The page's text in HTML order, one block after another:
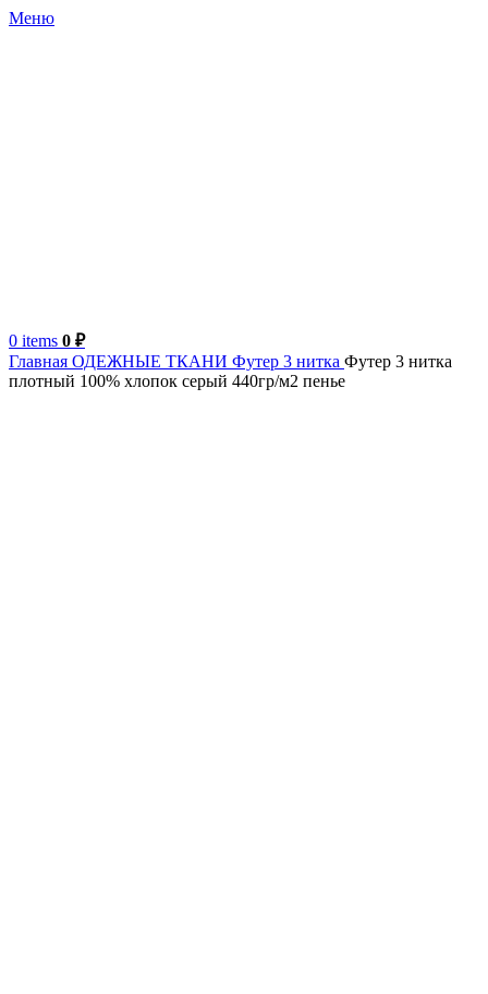
Меню
0 items 0 ₽
Главная ОДЕЖНЫЕ ТКАНИ Футер 3 нитка Футер 3 нитка
плотный 100% хлопок серый 440гр/м2 пенье